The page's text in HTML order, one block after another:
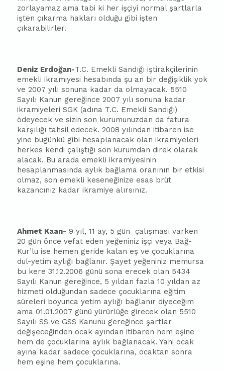
zorlayamaz ama tabi ki her işçiyi normal şartlarla
işten çıkarma hakları olduğu gibi işten
çıkarabilirler.
Deniz Erdoğan-T.C. Emekli Sandığı iştirakçilerinin
emekli ikramiyesi hesabında şu an bir değişiklik yok
ve 2007 yılı sonuna kadar da olmayacak. 5510
Sayılı Kanun gereğince 2007 yılı sonuna kadar
ikramiyeleri SGK (adına T.C. Emekli Sandığı)
ödeyecek ve sizin son kurumunuzdan da fatura
karşılığı tahsil edecek. 2008 yılından itibaren ise
yine bugünkü gibi hesaplanacak olan ikramiyeleri
herkes kendi çalıştığı son kurumdan direk olarak
alacak. Bu arada emekli ikramiyesinin
hesaplanmasında aylık bağlama oranının bir etkisi
olmaz, son emekli keseneğinize esas brüt
kazancınız kadar ikramiye alırsınız.
Ahmet Kaan- 9 yıl, 11 ay, 5 gün
çalışması varken
20 gün önce vefat eden yeğeniniz işçi veya Bağ-
Kur’lu ise hemen geride kalan eş ve çocuklarına
dul-yetim aylığı bağlanır. Şayet yeğeniniz memursa
bu kere 31.12.2006 günü sona erecek olan 5434
Sayılı Kanun gereğince, 5 yıldan fazla 10 yıldan az
hizmeti olduğundan sadece çocuklarına eğitim
süreleri boyunca yetim aylığı bağlanır diyeceğim
ama 01.01.2007 günü yürürlüğe girecek olan 5510
Sayılı SS ve GSS Kanunu gereğince şartlar
değişeceğinden ocak ayından itibaren hem eşine
hem de çocuklarına aylık bağlanacak. Yani ocak
ayına kadar sadece çocuklarına, ocaktan sonra
hem eşine hem çocuklarına.